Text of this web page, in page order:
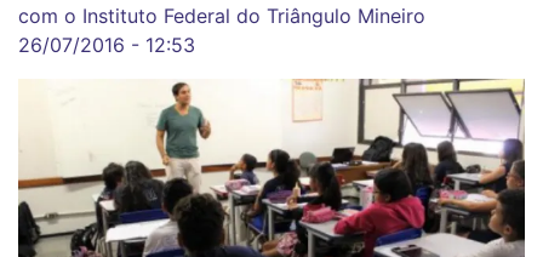
com o Instituto Federal do Triângulo Mineiro
26/07/2016 - 12:53